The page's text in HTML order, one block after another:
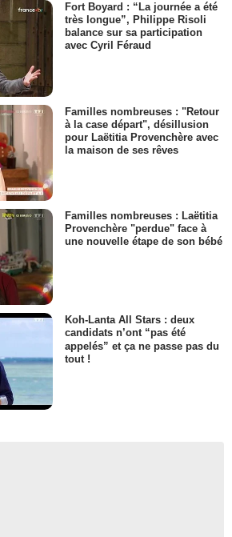
Fort Boyard : “La journée a été
très longue”, Philippe Risoli
balance sur sa participation
avec Cyril Féraud
Familles nombreuses : "Retour
à la case départ", désillusion
pour Laëtitia Provenchère avec
la maison de ses rêves
Familles nombreuses : Laëtitia
Provenchère "perdue" face à
une nouvelle étape de son bébé
Koh-Lanta All Stars : deux
candidats n’ont “pas été
appelés” et ça ne passe pas du
tout !